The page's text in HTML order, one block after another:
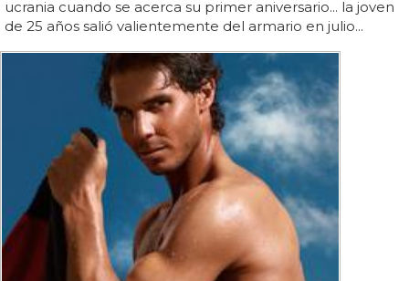
ucrania cuando se acerca su primer aniversario... la joven
de 25 años salió valientemente del armario en julio...